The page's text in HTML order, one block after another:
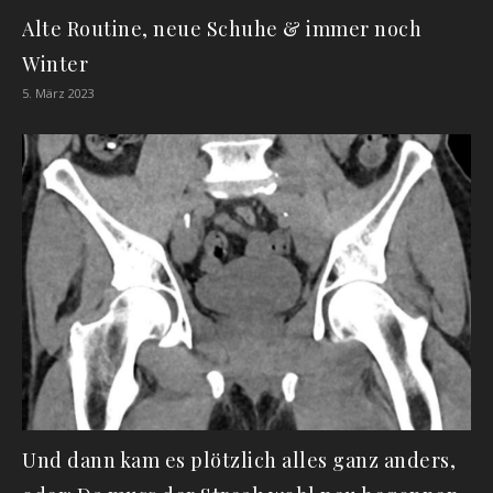
Alte Routine, neue Schuhe & immer noch
Winter
5. März 2023
Und dann kam es plötzlich alles ganz anders,